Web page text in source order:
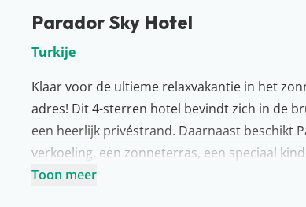
Parador Sky Hotel
Turkije
Klaar voor de ultieme relaxvakantie in het
adres! Dit 4-sterren hotel bevindt zich in de
een heerlijk privéstrand. Daarnaast beschikt
verkoeling, een zonneterras, een speciaal
prachtig panoramisch uitzicht!), een
Toon meer